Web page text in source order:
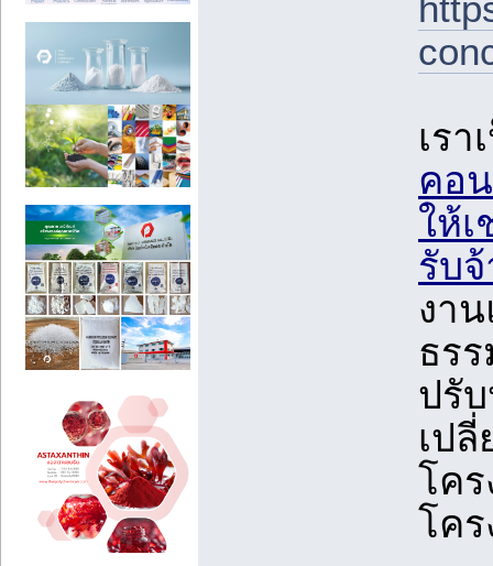
เร
คอ
ให้
รับ
งา
ธร
ปรั
เป
โคร
โค